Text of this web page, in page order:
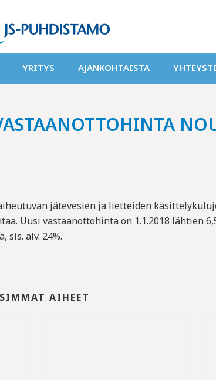
YRITYS AJANKOHTAISTA
jätevesien ja lietteiden
Uusi vastaanottohinta on 1.1.2018 lähtien
sis. alv. 24%.
AIHEET